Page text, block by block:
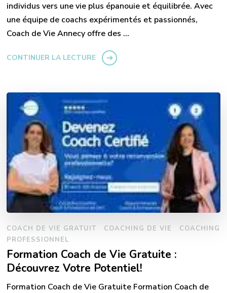
individus vers une vie plus épanouie et équilibrée. Avec
une équipe de coachs expérimentés et passionnés,
Coach de Vie Annecy offre des …
CONTINUER LA LECTURE
COACH DE VIE GRATUIT COACHING DE VIE
COACHING
PROFESSIONNEL
Formation Coach de Vie Gratuite :
Découvrez Votre Potentiel!
Formation Coach de Vie Gratuite Formation Coach de